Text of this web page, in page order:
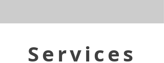
Services